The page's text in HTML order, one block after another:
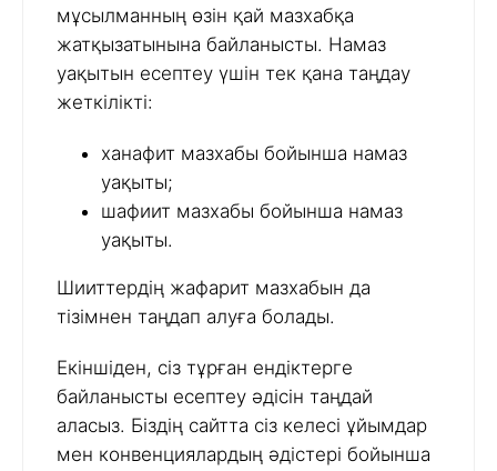
мұсылманның өзін қай мазхабқа
жатқызатынына байланысты. Намаз
уақытын есептеу үшін тек қана таңдау
жеткілікті:
ханафит мазхабы бойынша намаз
уақыты;
шафиит мазхабы бойынша намаз
уақыты.
Шииттердің жафарит мазхабын да
тізімнен таңдап алуға болады.
Екіншіден, сіз тұрған ендіктерге
байланысты есептеу әдісін таңдай
аласыз. Біздің сайтта сіз келесі ұйымдар
мен конвенциялардың әдістері бойынша